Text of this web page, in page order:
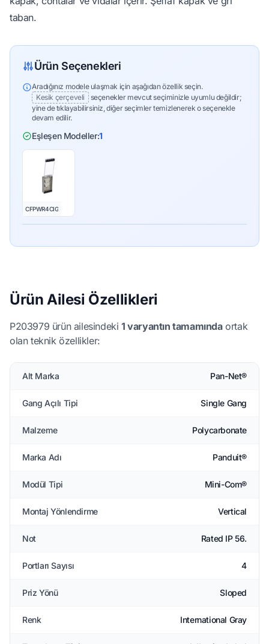
taban.
Ürün Seçenekleri
Aradığınız modele ulaşmak için aşağıdan özellik seçin.
Kesik çerçeveli
seçenekler mevcut seçiminizle uyumlu değildir;
yine de tıklayabilirsiniz, diğer seçimler temizlenerek o seçenekle
devam edilir.
Eşleşen Modeller:1
CFPWR4CIG
Ürün Ailesi Özellikleri
P203979 ürün ailesindeki 1 varyantın tamamındaortak
olan teknik özellikler:
Alt Marka Pan-Net®
Gang Açılı Tipi Single Gang
Malzeme Polycarbonate
Marka Adı Panduit®
Modül Tipi Mini-Com®
Montaj Yönlendirme Vertical
Not Rated IP 56.
Portları Sayısı 4
Priz Yönü Sloped
Renk International Gray